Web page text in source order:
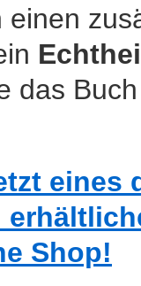
einen
das
eines
Shop!